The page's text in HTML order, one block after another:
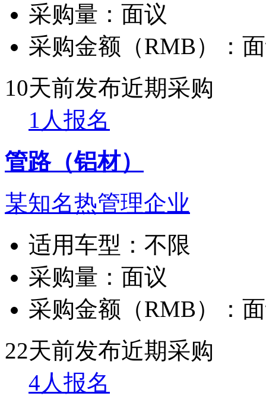
采购量： 面议
采购金额（RMB）：
10天前发布近期采购
1人报名
管路（铝材）
某知名热管理企业
适用车型： 不限
采购量： 面议
采购金额（RMB）：
22天前发布近期采购
4人报名